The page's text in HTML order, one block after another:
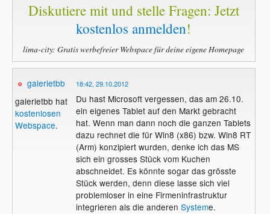
Diskutiere mit und stelle Fragen: Jetzt
kostenlos anmelden!
lima-city: Gratis werbefreier Webspace für deine eigene Homepage
galerietbb
galerietbb hat
kostenlosen
Webspace.
18:42, 29.10.2012
Du hast Microsoft vergessen, das am 26.10.
ein eigenes Tablet auf den Markt gebracht
hat. Wenn man dann noch die ganzen Tablets
dazu rechnet die für Win8 (x86) bzw. Win8 RT
(Arm) konzipiert wurden, denke ich das MS
sich ein grosses Stück vom Kuchen
abschneidet. Es könnte sogar das grösste
Stück werden, denn diese lasse sich viel
problemloser in eine Firmeninfrastruktur
integrieren als die anderen Systeme.